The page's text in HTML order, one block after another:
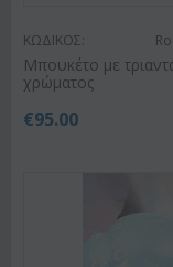
ΚΩΔΙΚΟΣ:
Μπουκέτο με
χρώματος
€95.00